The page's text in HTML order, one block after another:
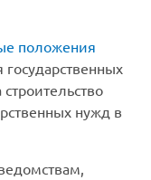
положения
нужд в